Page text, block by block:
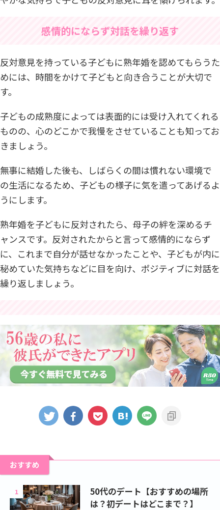
感情的にならず対話を繰り返す
反対意見を持っている子どもに熟年婚を認めてもらうた
めには、時間をかけて子どもと向き合うことが大切で
す。
子どもの成熟度によっては表面的には受け入れてくれる
ものの、心のどこかで我慢をさせていることも知ってお
きましょう。
無事に結婚した後も、しばらくの間は慣れない環境で
の生活になるため、子どもの様子に気を遣ってあげるよ
うにします。
熟年婚を子どもに反対されたら、母子の絆を深めるチ
ャンスです。反対されたからと言って感情的にならず
に、これまで自分が話せなかったことや、子どもが内に
秘めていた気持ちなどに目を向け、ポジティブに対話を
繰り返しましょう。
おすすめ
1
50代のデート【おすすめの場所
は？初デートはどこまで？】